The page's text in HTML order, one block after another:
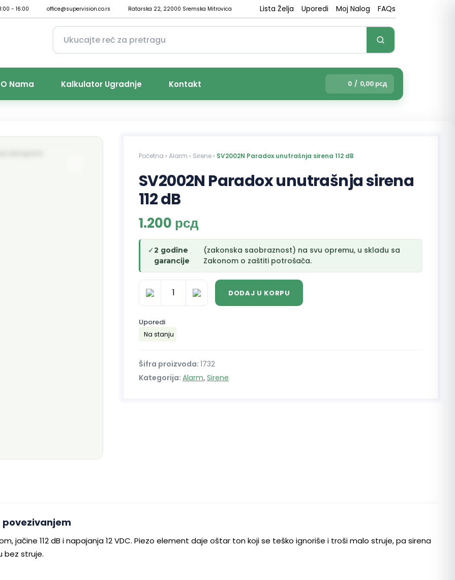
- 16:00 office@supervision.co.rs Ratarska 22, 22000 Sremska Mitrovica Lista Želja Uporedi Moj Nalog FAQs
O Nama Kalkulator Ugradnje Kontakt 0 / 0,00 рсд
Početna › Alarm › Sirene › SV2002N Paradox unutrašnja sirena 112 dB
SV2002N Paradox unutrašnja sirena
112 dB
1.200 рсд
✓2 godine
garancije
(zakonska saobraznost) na svu opremu, u skladu sa
Zakonom o zaštiti potrošača.
SV2002N
Paradox
unutrašnja
sirena
količina
DODAJ U KORPU
Uporedi
Na stanju
Šifra proizvoda: 1732
Kategorija: Alarm, Sirene
povezivanjem
jačine 112 dB i napajanja 12 VDC. Piezo element daje oštar ton koji se teško ignoriše i troši malo struje, pa sirena
bez struje.